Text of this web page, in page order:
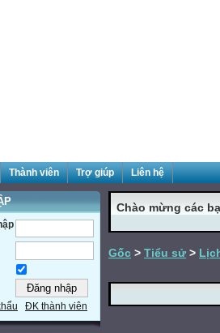
Thành viên Trợ giúp Liên hệ
ĐK thành viên
Chào mừng các
Gốc > Tiểu sử >